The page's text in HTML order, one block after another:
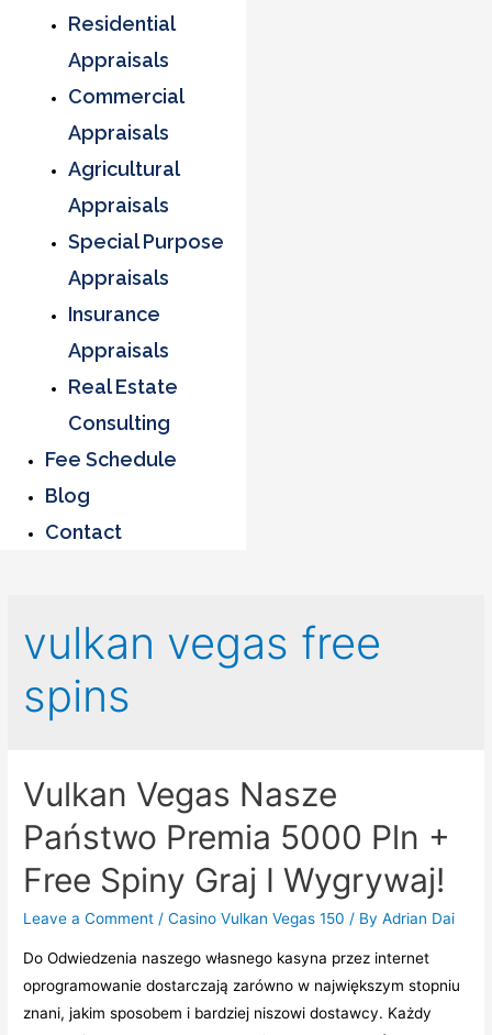
Residential
Appraisals
Commercial
Appraisals
Agricultural
Appraisals
Special Purpose
Appraisals
Insurance
Appraisals
Real Estate
Consulting
Fee Schedule
Blog
Contact
vulkan vegas free
spins
Vulkan Vegas Nasze
Państwo Premia 5000 Pln +
Free Spiny Graj I Wygrywaj!
Leave a Comment /Casino Vulkan Vegas 150 / ByAdrian Dai
Do Odwiedzenia naszego własnego kasyna przez internet
oprogramowanie dostarczają zarówno w największym stopniu
znani, jakim sposobem i bardziej niszowi dostawcy. Każdy